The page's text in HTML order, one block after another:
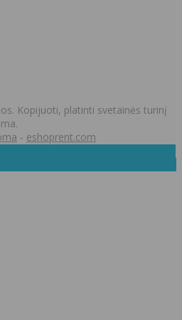
Kopijuoti, platinti svetainės turinį
- eshoprent.com